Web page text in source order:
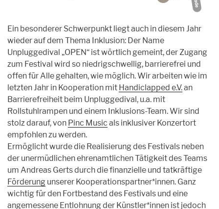
Ein besonderer Schwerpunkt liegt auch in diesem Jahr
wieder auf dem Thema Inklusion: Der Name
Unpluggedival „OPEN“ ist wörtlich gemeint, der Zugang
zum Festival wird so niedrigschwellig, barrierefrei und
offen für Alle gehalten, wie möglich. Wir arbeiten wie im
letzten Jahr in Kooperation mit Handiclapped e.V.an
Barrierefreiheit beim Unpluggedival, u.a. mit
Rollstuhlrampen und einem Inklusions-Team. Wir sind
stolz darauf, von Pinc Music als inklusiver Konzertort
empfohlen zu werden.
Ermöglicht wurde die Realisierung des Festivals neben
der unermüdlichen ehrenamtlichen Tätigkeit des Teams
um Andreas Gerts durch die finanzielle und tatkräftige
Förderung unserer Kooperationspartner*innen. Ganz
wichtig für den Fortbestand des Festivals und eine
angemessene Entlohnung der Künstler*innen ist jedoch